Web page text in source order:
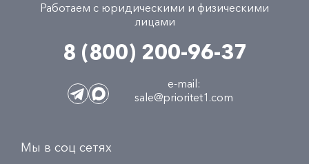
Работаем с юридическими и физическими
лицами
8 (800) 200-96-37
e-mail:
sale@prioritet1.com
Мы в соц сетях